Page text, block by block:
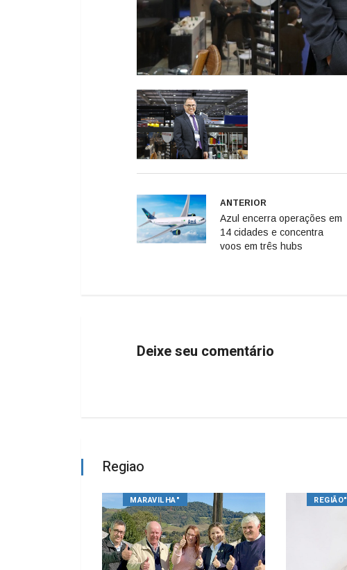
ANTERIOR
Azul encerra operações em
14 cidades e concentra
voos em três hubs
Deixe seu comentário
Regiao
MARAVILHA" REGIÃO"